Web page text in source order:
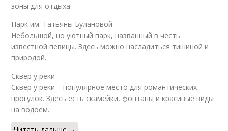
зоны для отдыха.
Парк им. Татьяны Булановой
Небольшой, но уютный парк, названный в честь
известной певицы. Здесь можно насладиться тишиной и
природой.
Сквер у реки
Сквер у реки – популярное место для романтических
прогулок. Здесь есть скамейки, фонтаны и красивые виды
на водоем.